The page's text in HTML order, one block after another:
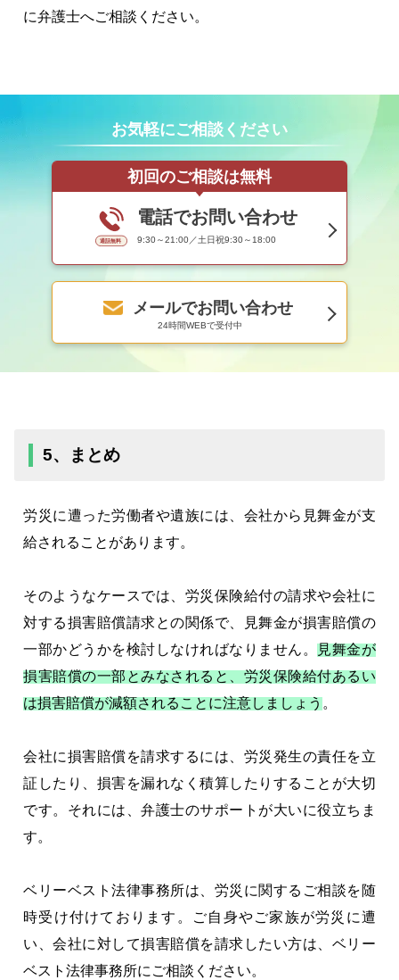
に弁護士へご相談ください。
お気軽にご相談ください
初回のご相談は無料
電話でお問い合わせ
9:30～21:00／土日祝9:30～18:00
メールでお問い合わせ
24時間WEBで受付中
5、まとめ
労災に遭った労働者や遺族には、会社から見舞金が支
給されることがあります。
そのようなケースでは、労災保険給付の請求や会社に
対する損害賠償請求との関係で、見舞金が損害賠償の
一部かどうかを検討しなければなりません。
見舞金が
損害賠償の一部とみなされると、労災保険給付あるい
は損害賠償が減額されることに注意しましょう 。
会社に損害賠償を請求するには、労災発生の責任を立
証したり、損害を漏れなく積算したりすることが大切
です。それには、弁護士のサポートが大いに役立ちま
す。
ベリーベスト法律事務所は、労災に関するご相談を随
時受け付けております。ご自身やご家族が労災に遭
い、会社に対して損害賠償を請求したい方は、ベリー
ベスト法律事務所にご相談ください。